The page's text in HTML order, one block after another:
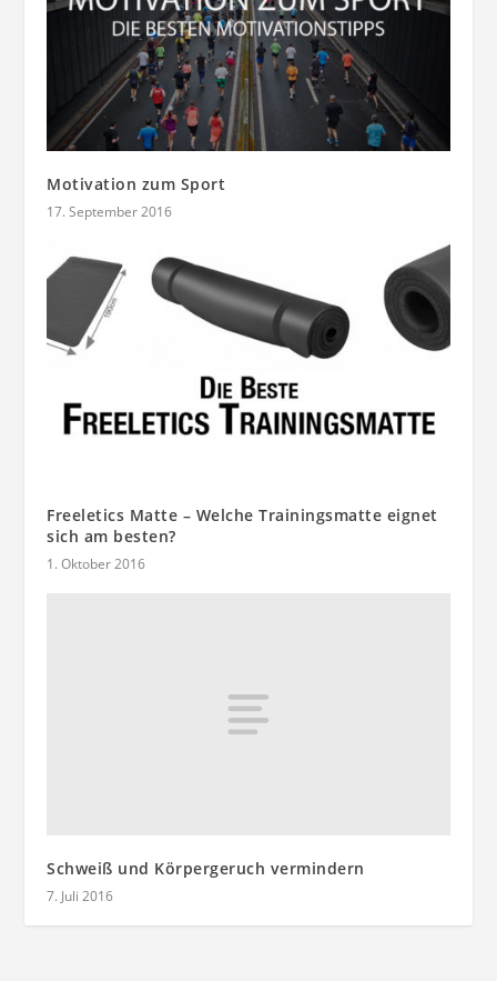
Motivation zum Sport
17. September 2016
Freeletics Matte – Welche Trainingsmatte eignet
sich am besten?
1. Oktober 2016
Schweiß und Körpergeruch vermindern
7. Juli 2016